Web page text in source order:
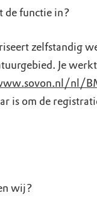
de functie in?
zelfstandig
Je
nl/
is om de
wij?